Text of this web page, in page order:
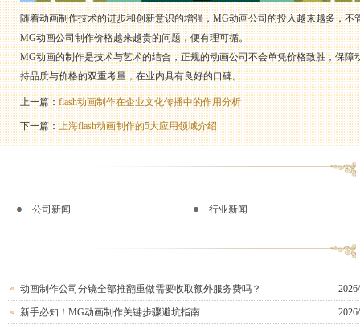
随着动画制作技术的进步和创新意识的增强，MG动画公司的投入越来越多，
MG动画公司制作价格越来越贵的问题，便有理可循。
MG动画的制作是技术与艺术的结合，正规的动画公司不会单凭价格致胜，保
持品质与价格的双重考量，在业内具有良好的口碑。
上一篇：flash动画制作在企业文化传播中的作用分析
下一篇：上海flash动画制作的5大应用领域介绍
公司新闻 行业新闻
动画制作公司分镜全部推翻重做需要收取额外服务费吗？
新手必知！MG动画制作关键步骤避坑指南